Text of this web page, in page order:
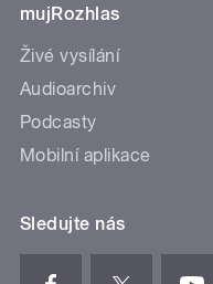
mujRozhlas
Živé vysílání
Audioarchiv
Podcasty
Mobilní aplikace
Sledujte nás